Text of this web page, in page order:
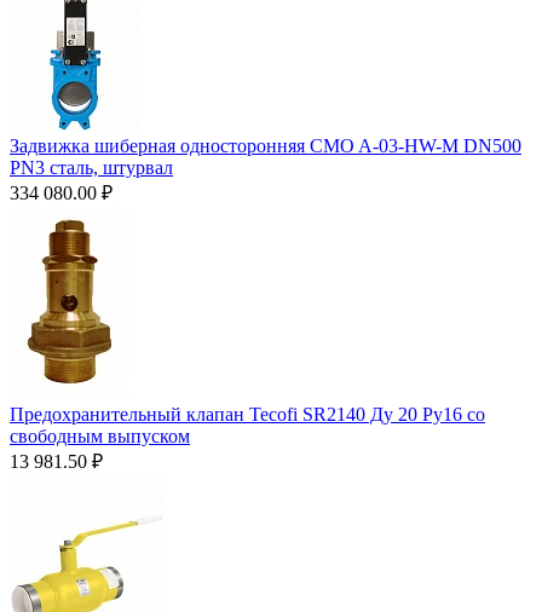
Задвижка шиберная односторонняя CMO A-03-HW-M DN500
PN3 сталь, штурвал
334 080.00 ₽
Предохранительный клапан Tecofi SR2140 Ду 20 Ру16 со
свободным выпуском
13 981.50 ₽